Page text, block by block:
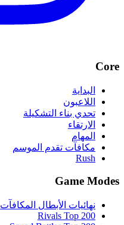
Core
البداية
اللاعبون
تحدي بناء التشكيلة
الارتقاء
المهام
مكافآت تقدم الموسم
Rush
Game Modes
نهائيات الأبطال المكافآت
Rivals Top 200